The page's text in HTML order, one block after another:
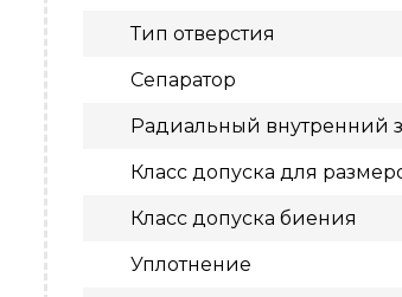
Тип отверстия
Сепаратор
Радиальный внутренний
Класс допуска для
Класс допуска биения
Уплотнение